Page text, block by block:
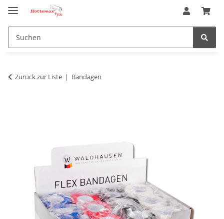
Zurück zur Liste Bandagen